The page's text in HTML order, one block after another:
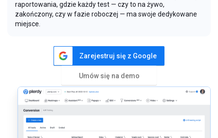
raportowania, gdzie każdy test — czy to na żywo,
zakończony, czy w fazie roboczej — ma swoje dedykowane
miejsce.
Zarejestruj się z Google
Umów się na demo